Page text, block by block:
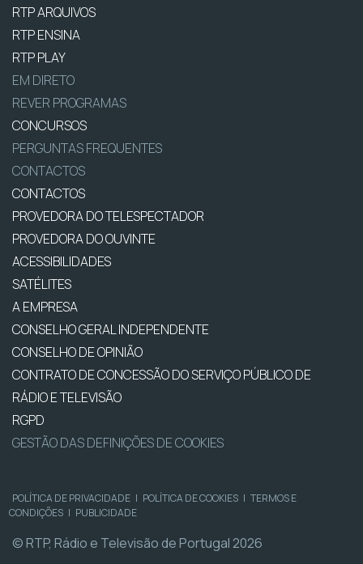
RTP ARQUIVOS
RTP ENSINA
RTP PLAY
EM DIRETO
REVER PROGRAMAS
CONCURSOS
PERGUNTAS FREQUENTES
CONTACTOS
CONTACTOS
PROVEDORA DO TELESPECTADOR
PROVEDORA DO OUVINTE
ACESSIBILIDADES
SATÉLITES
A EMPRESA
CONSELHO GERAL INDEPENDENTE
CONSELHO DE OPINIÃO
CONTRATO DE CONCESSÃO DO SERVIÇO PÚBLICO DE
RÁDIO E TELEVISÃO
RGPD
GESTÃO DAS DEFINIÇÕES DE COOKIES
POLÍTICA DE PRIVACIDADE | POLÍTICA DE COOKIES | TERMOS E
CONDIÇÕES | PUBLICIDADE
© RTP, Rádio e Televisão de Portugal 2026